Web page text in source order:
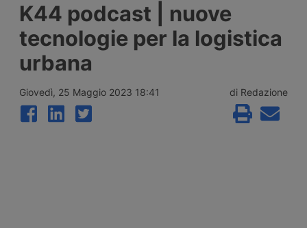
e potenziamento del personale Anas sulla
rete nazionale nel weekend che apre la
settimana di Ferragosto, con oltre 25
milioni di spostamenti attesi tra il 7 e il 9
agosto 2026.
K44 podcast | nuove
tecnologie per la logistica
urbana
Giovedì, 25 Maggio 2023 18:41 di Redazione